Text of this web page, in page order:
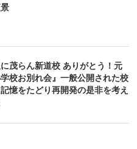
に茂らん新道校 ありがとう！元
校お別れ会』一般公開された校
憶をたどり再開発の是非を考え